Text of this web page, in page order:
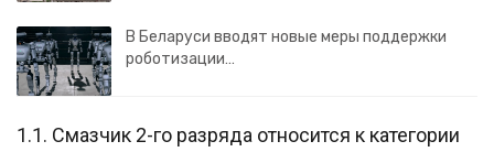
В Беларуси вводят новые меры поддержки
роботизации…
1.1. Смазчик 2-го разряда относится к категории